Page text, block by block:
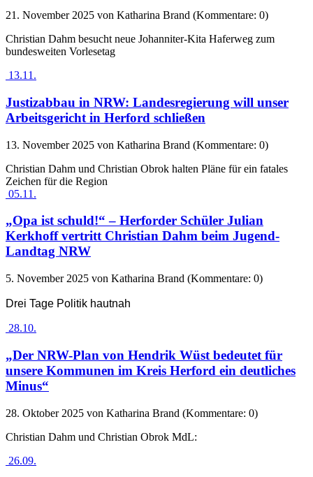
21. November 2025 von Katharina Brand (Kommentare: 0)
Christian Dahm besucht neue Johanniter-Kita Haferweg zum
bundesweiten Vorlesetag
13.11.
Justizabbau in NRW: Landesregierung will unser
Arbeitsgericht in Herford schließen
13. November 2025 von Katharina Brand (Kommentare: 0)
Christian Dahm und Christian Obrok halten Pläne für ein fatales
Zeichen für die Region
05.11.
„Opa ist schuld!“ – Herforder Schüler Julian
Kerkhoff vertritt Christian Dahm beim Jugend-
Landtag NRW
5. November 2025 von Katharina Brand (Kommentare: 0)
Drei Tage Politik hautnah
28.10.
„Der NRW-Plan von Hendrik Wüst bedeutet für
unsere Kommunen im Kreis Herford ein deutliches
Minus“
28. Oktober 2025 von Katharina Brand (Kommentare: 0)
Christian Dahm und Christian Obrok MdL:
26.09.